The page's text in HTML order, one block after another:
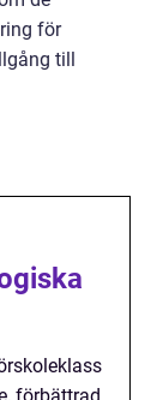
för
till
förbättrad